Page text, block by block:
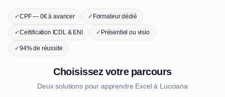
✓CPF — 0€ à avancer ✓Formateur dédié
✓Certification ICDL & ENI ✓Présentiel ou visio
✓94% de réussite
Choisissez votre parcours
Deux solutions pour apprendre Excel à Lucciana